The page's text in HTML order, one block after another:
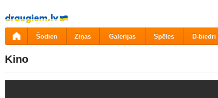
Pāriet
uz
saturu
Šodien Ziņas Galerijas Spēles D-biedri
Kino